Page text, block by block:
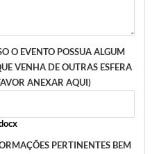
O EVENTO POSSUA ALGUM
VENHA DE OUTRAS ESFERA
ANEXAR AQUI)
PERTINENTES BEM